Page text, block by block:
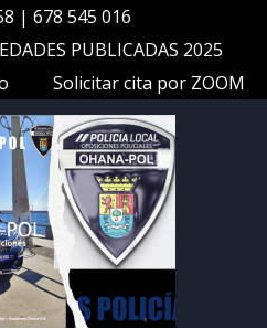
| 678 545 016
PUBLICADAS 2025
Solicitar cita por ZOOM